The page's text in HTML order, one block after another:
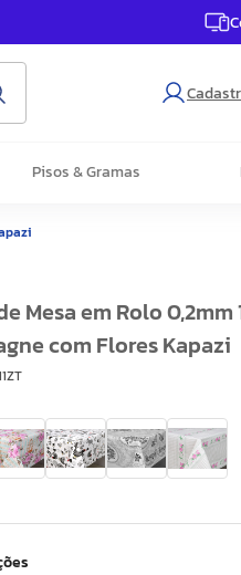
Pisos & Gramas
Mesa em Rolo 0,2mm
com Flores Kapazi